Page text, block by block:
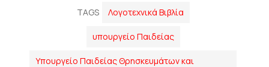
TAGS Λογοτεχνικά Βιβλία
υπουργείο Παιδείας
Υπουργείο Παιδείας Θρησκευμάτων και